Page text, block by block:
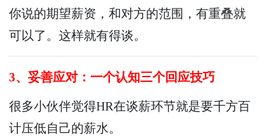
你说的期望薪资，和对方的范围，有重叠就
可以了。这样就有得谈。
3、妥善应对：一个认知三个回应技巧
很多小伙伴觉得HR在谈薪环节就是要千方百
计压低自己的薪水。